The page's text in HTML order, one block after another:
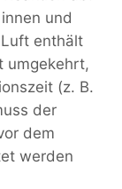
und
enthält
umgekehrt,
(z. B.
der
dem
werden